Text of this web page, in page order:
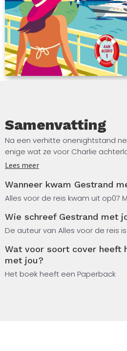
Samenvatting
Na een verhitte onenightstand
enige wat ze voor Charlie
Charlie is helemaal niet op zoek
boord van het luxe motorjacht
wie hij het misschien wel langer
uithouden. Aan de andere kant
of ze daar nu zo blij mee zijn?
‘Gestrand met jou’ is het ultieme
Lees meer
Wanneer kwam Gestrand
Alles voor de reis kwam uit op07
Wie schreef Gestrand met
De auteur van Alles voor de reis
Wat voor soort cover heeft
met jou?
Het boek heeft een Paperback